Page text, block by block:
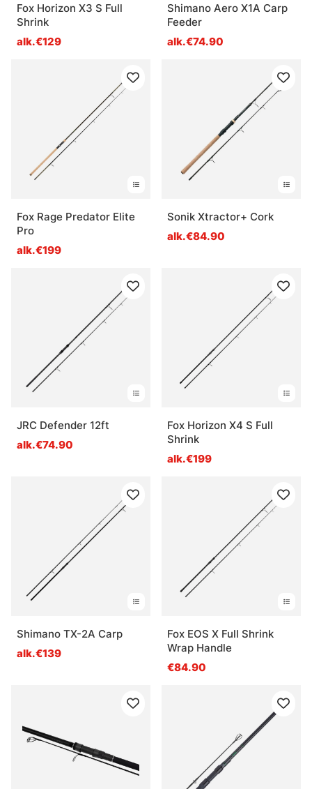
Fox Horizon X3 S Full
Shrink
alk.€129
Shimano Aero X1A Carp
Feeder
alk.€74.90
Fox Rage Predator Elite
Pro
alk.€199
Sonik Xtractor+ Cork
alk.€84.90
JRC Defender 12ft
alk.€74.90
Fox Horizon X4 S Full
Shrink
alk.€199
Shimano TX-2A Carp
alk.€139
Fox EOS X Full Shrink
Wrap Handle
€84.90